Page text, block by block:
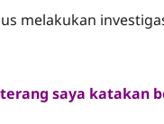
melakukan
saya katakan